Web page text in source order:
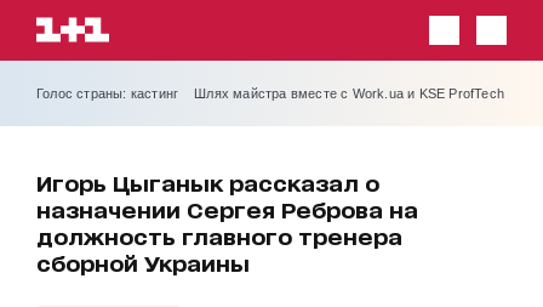
Голос страны: кастинг Шлях майстра вместе с Work.ua и KSE ProfTech
Игорь Цыганык рассказал о
назначении Сергея Реброва на
должность главного тренера
сборной Украины